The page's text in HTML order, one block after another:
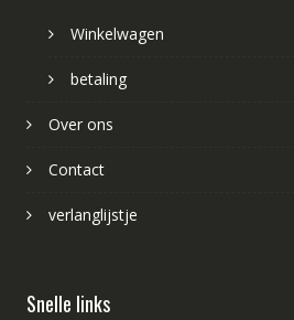
Winkelwagen
betaling
Over ons
Contact
verlanglijstje
Snelle links